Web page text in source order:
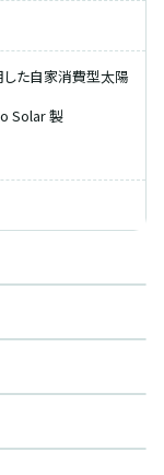
した自家消費型太陽
Solar 製